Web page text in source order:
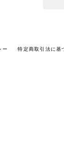
ー 特定商取引法に基